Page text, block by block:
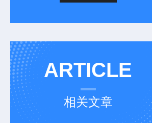
ARTICLE
相关文章